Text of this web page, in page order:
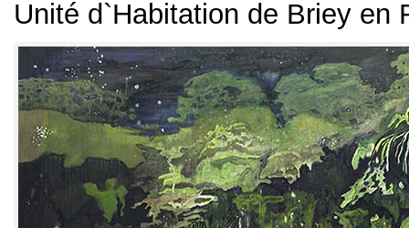
Unité d`Habitation de Briey en